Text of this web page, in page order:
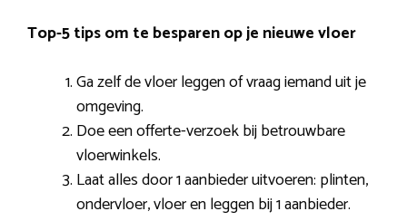
Top-5 tips om te besparen op je nieuwe vloer
Ga zelf de vloer leggen of vraag iemand uit je
omgeving.
Doe een offerte-verzoek bij betrouwbare
vloerwinkels.
Laat alles door 1 aanbieder uitvoeren: plinten,
ondervloer, vloer en leggen bij 1 aanbieder.